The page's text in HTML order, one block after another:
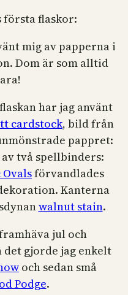
första flaskor:
mig av papperna i
Dom är som alltid
har jag använt
cardstock, bild från
pappret:
två spellbinders:
Ovalsförvandlades
Kanterna
walnut stain.
jul och
gjorde jag enkelt
och sedan små
Podge.